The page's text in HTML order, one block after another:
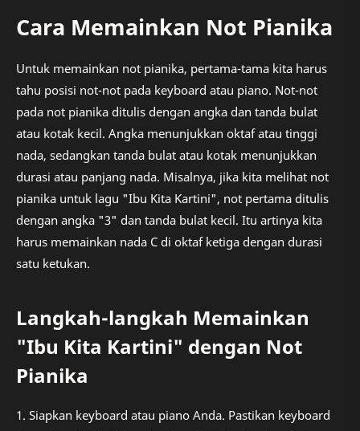
Cara Memainkan Not Pianika
Untuk memainkan not pianika, pertama-tama kita harus
tahu posisi not-not pada keyboard atau piano. Not-not
pada not pianika ditulis dengan angka dan tanda bulat
atau kotak kecil. Angka menunjukkan oktaf atau tinggi
nada, sedangkan tanda bulat atau kotak menunjukkan
durasi atau panjang nada. Misalnya, jika kita melihat not
pianika untuk lagu "Ibu Kita Kartini", not pertama ditulis
dengan angka "3" dan tanda bulat kecil. Itu artinya kita
harus memainkan nada C di oktaf ketiga dengan durasi
satu ketukan.
Langkah-langkah Memainkan
"Ibu Kita Kartini" dengan Not
Pianika
1. Siapkan keyboard atau piano Anda. Pastikan keyboard